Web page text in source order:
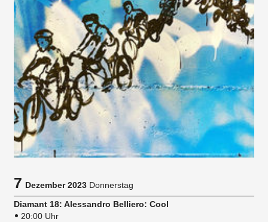
7Dezember 2023 Donnerstag
Diamant 18: Alessandro Belliero: Cool
20:00 Uhr